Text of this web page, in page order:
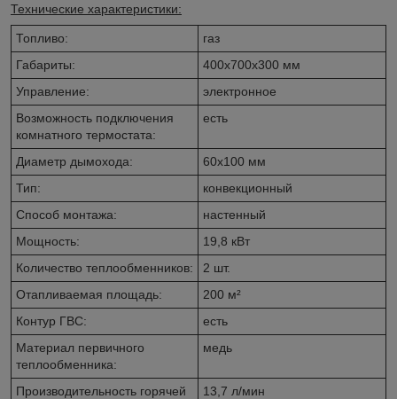
Технические характеристики:
Топливо:
газ
Габариты:
400x700x300 мм
Управление:
электронное
Возможность подключения
комнатного термостата:
есть
Диаметр дымохода:
60x100 мм
Тип:
конвекционный
Способ монтажа:
настенный
Мощность:
19,8 кВт
Количество теплообменников:
2 шт.
Отапливаемая площадь:
200 м²
Контур ГВС:
есть
Материал первичного
теплообменника:
медь
Производительность горячей
13,7 л/мин